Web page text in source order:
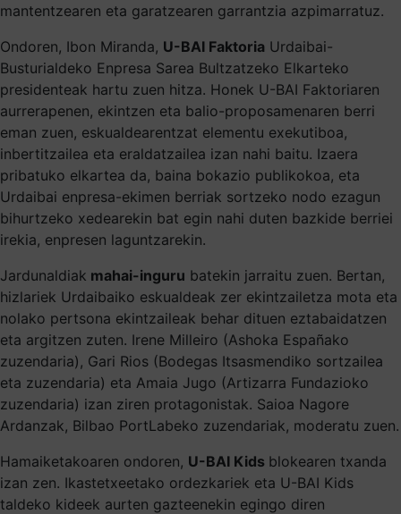
mantentzearen eta garatzearen garrantzia azpimarratuz.
Ondoren, Ibon Miranda, U-BAI Faktoria Urdaibai-
Busturialdeko Enpresa Sarea Bultzatzeko Elkarteko
presidenteak hartu zuen hitza. Honek U-BAI Faktoriaren
aurrerapenen, ekintzen eta balio-proposamenaren berri
eman zuen, eskualdearentzat elementu exekutiboa,
inbertitzailea eta eraldatzailea izan nahi baitu. Izaera
pribatuko elkartea da, baina bokazio publikokoa, eta
Urdaibai enpresa-ekimen berriak sortzeko nodo ezagun
bihurtzeko xedearekin bat egin nahi duten bazkide berriei
irekia, enpresen laguntzarekin.
Jardunaldiak mahai-inguru batekin jarraitu zuen. Bertan,
hizlariek Urdaibaiko eskualdeak zer ekintzailetza mota eta
nolako pertsona ekintzaileak behar dituen eztabaidatzen
eta argitzen zuten. Irene Milleiro (Ashoka Españako
zuzendaria), Gari Rios (Bodegas Itsasmendiko sortzailea
eta zuzendaria) eta Amaia Jugo (Artizarra Fundazioko
zuzendaria) izan ziren protagonistak. Saioa Nagore
Ardanzak, Bilbao PortLabeko zuzendariak, moderatu zuen.
Hamaiketakoaren ondoren, U-BAI Kids blokearen txanda
izan zen. Ikastetxeetako ordezkariek eta U-BAI Kids
taldeko kideek aurten gazteenekin egingo diren